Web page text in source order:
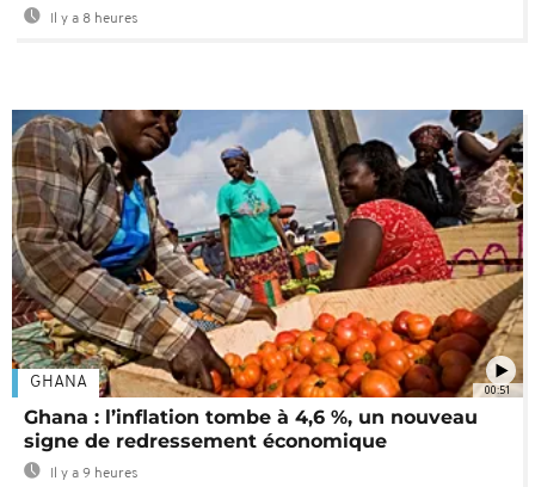
Il y a 8 heures
00:51
GHANA
Ghana : l’inflation tombe à 4,6 %, un nouveau
signe de redressement économique
Il y a 9 heures